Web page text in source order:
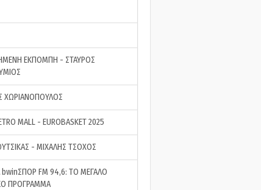
ΕΚΠΟΜΠΗ - ΣΤΑΥΡΟΣ
ΧΩΡΙΑΝΟΠΟΥΛΟΣ
MALL - EUROBASKET 2025
- ΜΙΧΑΛΗΣ ΤΣΟΧΟΣ
bwinΣΠΟΡ FM 94,6: ΤΟ ΜΕΓΑΛΟ
ΠΡΟΓΡΑΜΜΑ